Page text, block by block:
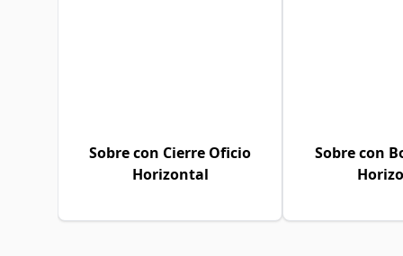
Sobre con Cierre Oficio
Horizontal
Sobre con